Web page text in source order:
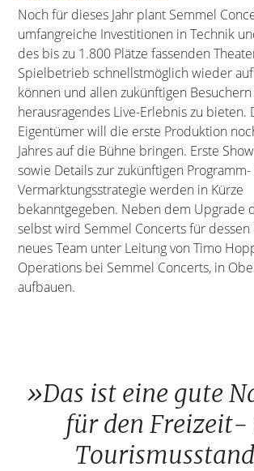
Noch für dieses Jahr plant Semmel
umfangreiche Investitionen in Technik
des bis zu 1.800 Plätze fassenden
Spielbetrieb schnellstmöglich wieder
können und allen zukünftigen
herausragendes Live-Erlebnis zu bieten.
Eigentümer will die erste Produktion
Jahres auf die Bühne bringen. Erste
sowie Details zur zukünftigen Programm-
Vermarktungsstrategie werden in Kürze
bekanntgegeben. Neben dem Upgrade
selbst wird Semmel Concerts für
neues Team unter Leitung von Timo
Operations bei Semmel Concerts, in
aufbauen.
»Das ist eine gute
für den Freizeit-